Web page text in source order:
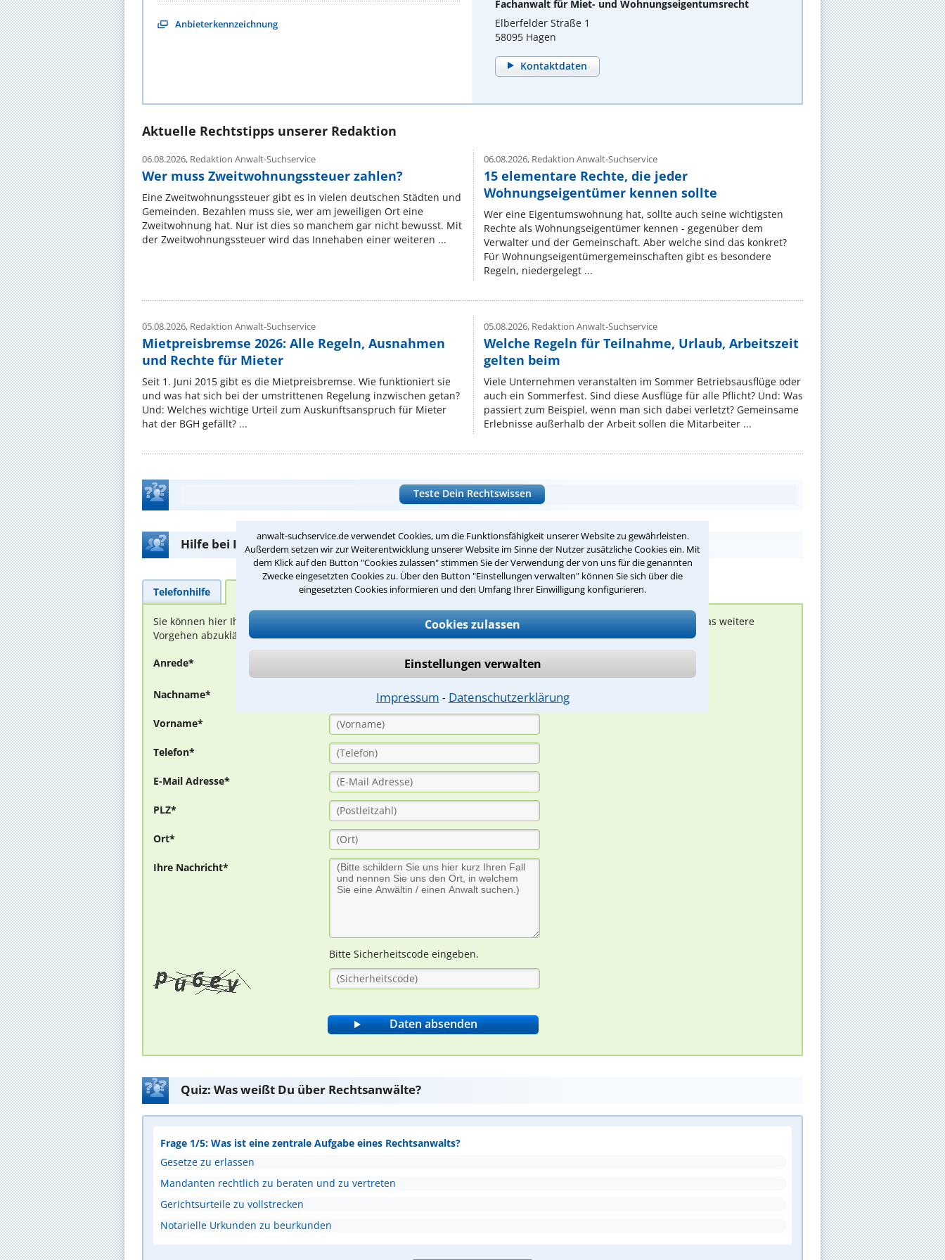
anwalt-suchservice.de verwendet Cookies, um die Funktionsfähigkeit unserer Website zu gewährleisten.
Außerdem setzen wir zur Weiterentwicklung unserer Website im Sinne der Nutzer zusätzliche Cookies ein. Mit
dem Klick auf den Button "Cookies zulassen" stimmen Sie der Verwendung der von uns für die genannten
Zwecke eingesetzten Cookies zu. Über den Button "Einstellungen verwalten" können Sie sich über die
eingesetzten Cookies informieren und den Umfang Ihrer Einwilligung konfigurieren.
Cookies zulassen
Einstellungen verwalten
Impressum ⁃ Datenschutzerklärung
Anbieterkennzeichnung
Fachanwalt für Miet- und Wohnungseigentumsrecht
Elberfelder Straße 1
58095 Hagen
Kontaktdaten
Aktuelle Rechtstipps unserer Redaktion
06.08.2026, Redaktion Anwalt-Suchservice
Wer muss Zweitwohnungssteuer zahlen?
Eine Zweitwohnungssteuer gibt es in vielen deutschen Städten und
Gemeinden. Bezahlen muss sie, wer am jeweiligen Ort eine
Zweitwohnung hat. Nur ist dies so manchem gar nicht bewusst. Mit
der Zweitwohnungssteuer wird das Innehaben einer weiteren ...
06.08.2026,Redaktion Anwalt-Suchservice
15 elementare Rechte, die jeder
Wohnungseigentümer kennen sollte
Wer eine Eigentumswohnung hat, sollte auch seine wichtigsten
Rechte als Wohnungseigentümer kennen - gegenüber dem
Verwalter und der Gemeinschaft. Aber welche sind das konkret?
Für Wohnungseigentümergemeinschaften gibt es besondere
Regeln, niedergelegt ...
05.08.2026, Redaktion Anwalt-Suchservice
Mietpreisbremse 2026: Alle Regeln, Ausnahmen
und Rechte für Mieter
Seit 1. Juni 2015 gibt es die Mietpreisbremse. Wie funktioniert sie
und was hat sich bei der umstrittenen Regelung inzwischen getan?
Und: Welches wichtige Urteil zum Auskunftsanspruch für Mieter
hat der BGH gefällt? ...
05.08.2026,Redaktion Anwalt-Suchservice
Welche Regeln für Teilnahme, Urlaub, Arbeitszeit
gelten beim
Viele Unternehmen veranstalten im Sommer Betriebsausflüge oder
auch ein Sommerfest. Sind diese Ausflüge für alle Pflicht? Und: Was
passiert zum Beispiel, wenn man sich dabei verletzt? Gemeinsame
Erlebnisse außerhalb der Arbeit sollen die Mitarbeiter ...
Teste Dein Rechtswissen
Hilfe bei Ihrer Anwaltsuche?
Telefonhilfe Beratungsanfrage
Sie können hier Ihren Fall schildern. Anschließend werden sich spezialisierte Rechtsanwälte bei Ihnen melden, um das weitere
Vorgehen abzuklären. Die Rückmeldung durch einen Anwalt ist für Sie kostenlos.
Anrede*
Nachname*
Vorname*
Telefon*
E-Mail Adresse*
PLZ*
Ort*
Ihre Nachricht*
Bitte Sicherheitscode eingeben.
Quiz: Was weißt Du über Rechtsanwälte?
Frage 1/5: Was ist eine zentrale Aufgabe eines Rechtsanwalts?
Gesetze zu erlassen
Mandanten rechtlich zu beraten und zu vertreten
Gerichtsurteile zu vollstrecken
Notarielle Urkunden zu beurkunden